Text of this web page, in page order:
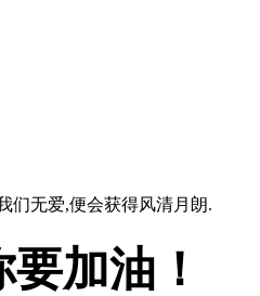
们无爱,便会获得风清月朗.
加油！